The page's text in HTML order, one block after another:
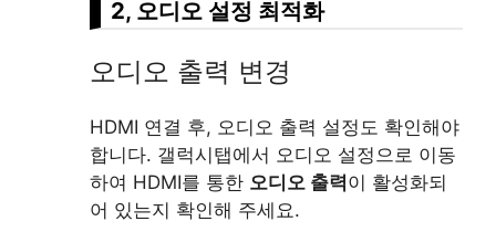
2, 오디오 설정 최적화
오디오 출력 변경
HDMI 연결 후, 오디오 출력 설정도 확인해야
합니다. 갤럭시탭에서 오디오 설정으로 이동
하여 HDMI를 통한 오디오 출력이 활성화되
어 있는지 확인해 주세요.